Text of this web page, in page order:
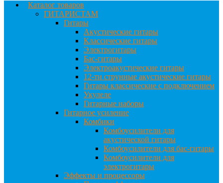
Каталог товаров
ГИТАРИСТАМ
Гитары
Акустические гитары
Классические гитары
Электрогитары
Бас-гитары
Электроакустические гитары
12-ти струнные акустические гитары
Гитары классические с подключением
Укулеле
Гитарные наборы
Гитарное усиление
Комбики
Комбоусилители для
акустической гитары
Комбоусилители для бас-гитары
Комбоусилители для
электрогитары
Эффекты и процессоры